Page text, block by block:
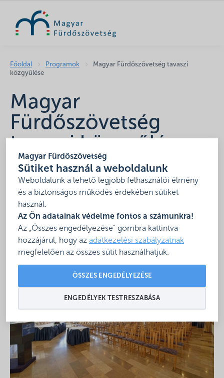
Magyar Fürdőszövetség
Sütiket használ a weboldalunk
Weboldalunk a lehető legjobb felhasználói élmény
és a biztonságos működés érdekében sütiket
használ.
Az Ön adatainak védelme fontos a számunkra!
Az „Összes engedélyezése” gombra kattintva
hozzájárul, hogy az adatkezelési szabályzatnak
megfelelően az összes sütit használhatjuk.
ÖSSZES ENGEDÉLYEZÉSE
ENGEDÉLYEK TESTRESZABÁSA
Főoldal Programok
Magyar Fürdőszövetség tavaszi
közgyűlése
Magyar
Fürdőszövetség
tavaszi közgyűlése
2019-05-14-15
Hotel Annabella
A közgyűlés meghívója az alábbi linken tekinthető
meg:
https://www.furdoszovetseg.hu/wp-
content/uploads/2019/04/kozgyulesi_meghivo_2019-
05-14-15.pdf